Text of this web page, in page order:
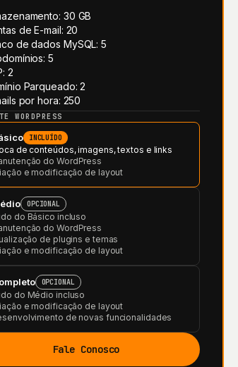
30 GB
de E-mail: 20
de dados MySQL: 5
5
2
Parqueado: 2
por hora: 250
WORDPRESS
INCLUÍDO
de conteúdos, imagens, textos e links
do WordPress
e modificação de layout
OPCIONAL
do Básico incluso
do WordPress
de plugins e temas
e modificação de layout
OPCIONAL
do Médio incluso
e modificação de layout
de novas funcionalidades
Fale Conosco